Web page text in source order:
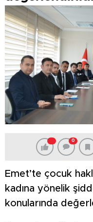
0
Emet’te çocuk
kadına yönelik
konularında